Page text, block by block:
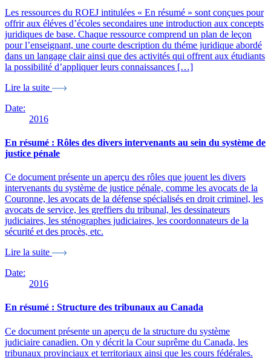
Les ressources du ROEJ intitulées « En résumé » sont conçues pour
offrir aux éléves d’écoles secondaires une introduction aux concepts
juridiques de base. Chaque ressource comprend un plan de leçon
pour l’enseignant, une courte description du théme juridique abordé
dans un langage clair ainsi que des activités qui offrent aux étudiants
la possibilité d’appliquer leurs connaissances […]
Lire la suite
Date:
2016
En résumé : Rôles des divers intervenants au sein du système de
justice pénale
Ce document présente un aperçu des rôles que jouent les divers
intervenants du système de justice pénale, comme les avocats de la
Couronne, les avocats de la défense spécialisés en droit criminel, les
avocats de service, les greffiers du tribunal, les dessinateurs
judiciaires, les sténographes judiciaires, les coordonnateurs de la
sécurité et des procès, etc.
Lire la suite
Date:
2016
En résumé : Structure des tribunaux au Canada
Ce document présente un aperçu de la structure du système
judiciaire canadien. On y décrit la Cour suprême du Canada, les
tribunaux provinciaux et territoriaux ainsi que les cours fédérales.